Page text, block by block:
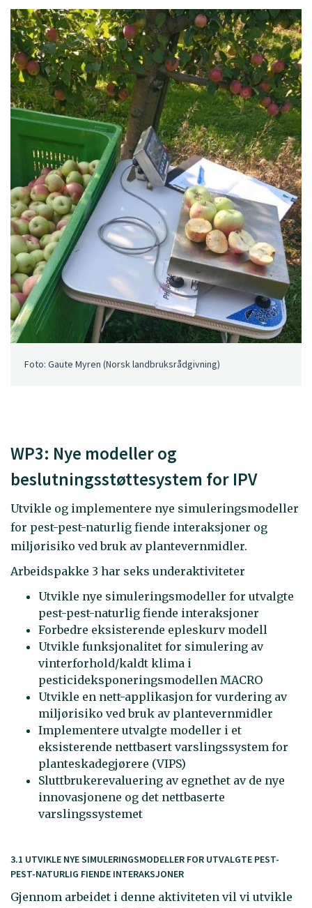
Foto: Gaute Myren (Norsk landbruksrådgivning)
WP3: Nye modeller og
beslutningsstøttesystem for IPV
Utvikle og implementere nye simuleringsmodeller
for pest-pest-naturlig fiende interaksjoner og
miljørisiko ved bruk av plantevernmidler.
Arbeidspakke 3 har seks underaktiviteter
Utvikle nye simuleringsmodeller for utvalgte
pest-pest-naturlig fiende interaksjoner
Forbedre eksisterende epleskurv modell
Utvikle funksjonalitet for simulering av
vinterforhold/kaldt klima i
pesticideksponeringsmodellen MACRO
Utvikle en nett-applikasjon for vurdering av
miljørisiko ved bruk av plantevernmidler
Implementere utvalgte modeller i et
eksisterende nettbasert varslingssystem for
planteskadegjørere (VIPS)
Sluttbrukerevaluering av egnethet av de nye
innovasjonene og det nettbaserte
varslingssystemet
3.1 UTVIKLE NYE SIMULERINGSMODELLER FOR UTVALGTE PEST-
PEST-NATURLIG FIENDE INTERAKSJONER
Gjennom arbeidet i denne aktiviteten vil vi utvikle